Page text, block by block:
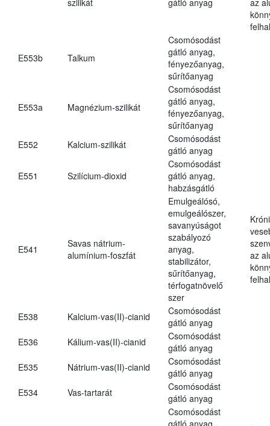
E553b Talkum
Csomósodást
gátló anyag,
fényezőanyag,
sűrítőanyag
E553a Magnézium-szilikát
Csomósodást
gátló anyag,
fényezőanyag,
sűrítőanyag
E552
Kalcium-szilikát
Csomósodást
gátló anyag
E551 Szilícium-dioxid
Csomósodást
gátló anyag,
habzásgátló
E541
Savas nátrium-
alumínium-foszfát
Emulgeálósó,
emulgeálószer,
savanyúságot
szabályozó
anyag,
stabilizátor,
sűrítőanyag,
térfogatnövelő
szer
az
E538 Kalcium-vas(II)-cianid
Csomósodást
gátló anyag
E536
Kálium-vas(II)-cianid
Csomósodást
gátló anyag
E535
Nátrium-vas(II)-cianid
Csomósodást
gátló anyag
E534
Vas-tartarát
Csomósodást
gátló anyag
Csomósodást
gátló anyag,